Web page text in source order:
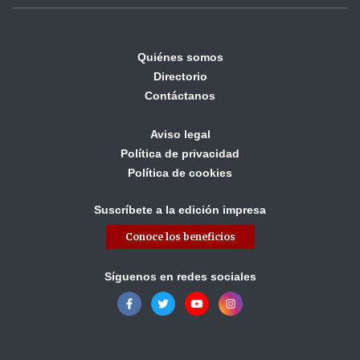
Quiénes somos
Directorio
Contáctanos
Aviso legal
Política de privacidad
Política de cookies
Suscríbete a la edición impresa
Conoce los beneficios
Síguenos en redes sociales